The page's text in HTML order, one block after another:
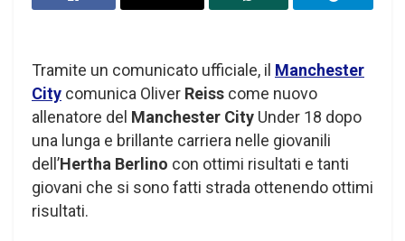
Tramite un comunicato ufficiale, il Manchester
City comunica Oliver Reiss come nuovo
allenatore del Manchester City Under 18 dopo
una lunga e brillante carriera nelle giovanili
dell’Hertha Berlino con ottimi risultati e tanti
giovani che si sono fatti strada ottenendo ottimi
risultati.